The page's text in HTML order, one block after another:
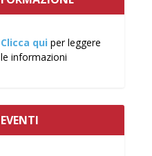
Clicca qui per leggere
le informazioni
EVENTI